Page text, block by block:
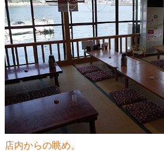
店内からの眺め。